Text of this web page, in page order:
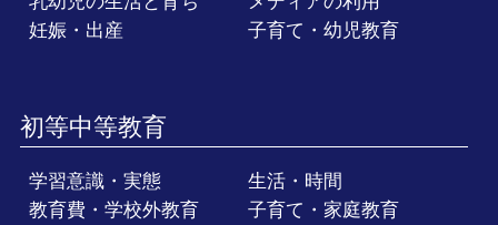
妊娠・出産
子育て・幼児教育
初等中等教育
学習意識・実態
生活・時間
教育費・学校外教育
子育て・家庭教育